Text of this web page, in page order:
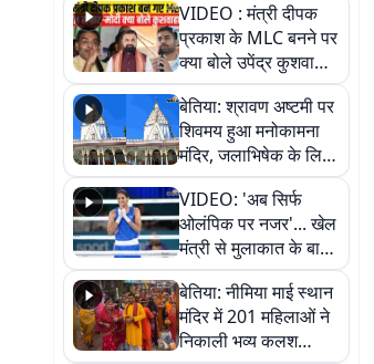
VIDEO : मंत्री दीपक
प्रकाश के MLC बनने पर
क्या बोले उपेंद्र कुशवाहा,
सुनिए
बेतिया: श्रावण अष्टमी पर
शिवमय हुआ मनोकामना
मंदिर, जलाभिषेक के लिए
लगी लंबी कतारें
VIDEO: 'अब सिर्फ
ओलंपिक पर नजर'... खेल
मंत्री से मुलाकात के बाद
जैसमीन लंबोरिया का बड़ा
बयान
बेतिया: नीमिया माई स्थान
मंदिर में 201 महिलाओं ने
निकाली भव्य कलश